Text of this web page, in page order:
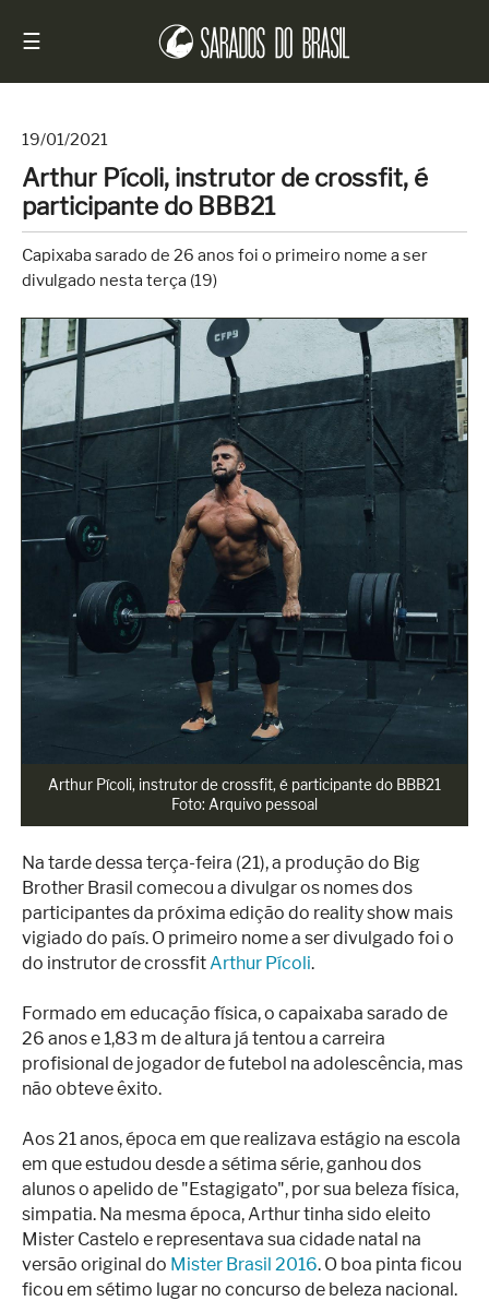
☰
Início
Notícias
Sarados
do
Entrevistas
Antes
e
Depois
Superação
Fisiculturismo
Suplementação
Alimentação
Ensaios
Concursos
Moda
Praia
Contato
19/01/2021
Arthur Pícoli, instrutor de crossfit, é
participante do BBB21
Capixaba sarado de 26 anos foi o primeiro nome a ser
divulgado nesta terça (19)
Arthur Pícoli, instrutor de crossfit, é participante do BBB21
Foto: Arquivo pessoal
Na tarde dessa terça-feira (21), a produção do Big
Brother Brasil comecou a divulgar os nomes dos
participantes da próxima edição do reality show mais
vigiado do país. O primeiro nome a ser divulgado foi o
do instrutor de crossfitArthur Pícoli.
Formado em educação física, o capaixaba sarado de
26 anos e 1,83 m de altura já tentou a carreira
profisional de jogador de futebol na adolescência, mas
não obteve êxito.
Aos 21 anos, época em que realizava estágio na escola
em que estudou desde a sétima série, ganhou dos
alunos o apelido de "Estagigato", por sua beleza física,
simpatia. Na mesma época, Arthur tinha sido eleito
Mister Castelo e representava sua cidade natal na
versão original do Mister Brasil 2016. O boa pinta ficou
ficou em sétimo lugar no concurso de beleza nacional.